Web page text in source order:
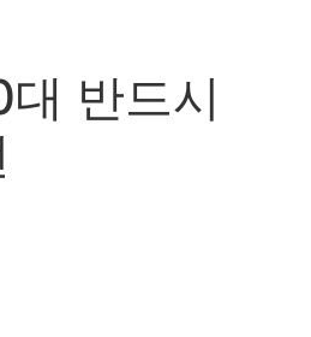
반드시